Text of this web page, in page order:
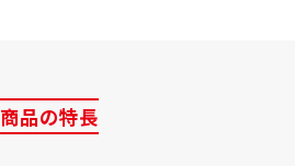
商品の特長